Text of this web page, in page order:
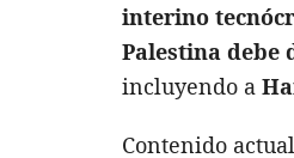
interino
Palestina debe
incluyendo a
Contenido